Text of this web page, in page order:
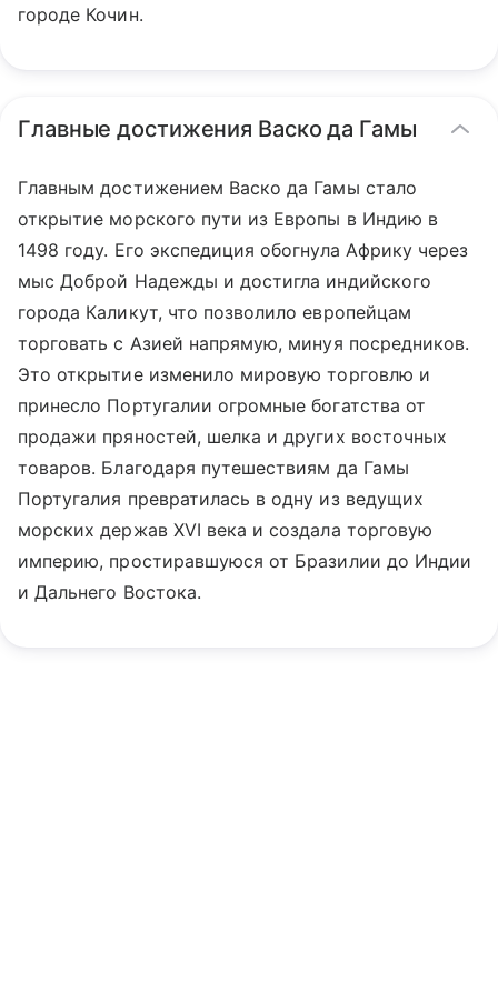
городе Кочин.
Главные достижения Васко да Гамы
Главным достижением Васко да Гамы стало
открытие морского пути из Европы в Индию в
1498 году. Его экспедиция обогнула Африку через
мыс Доброй Надежды и достигла индийского
города Каликут, что позволило европейцам
торговать с Азией напрямую, минуя посредников.
Это открытие изменило мировую торговлю и
принесло Португалии огромные богатства от
продажи пряностей, шелка и других восточных
товаров. Благодаря путешествиям да Гамы
Португалия превратилась в одну из ведущих
морских держав XVI века и создала торговую
империю, простиравшуюся от Бразилии до Индии
и Дальнего Востока.